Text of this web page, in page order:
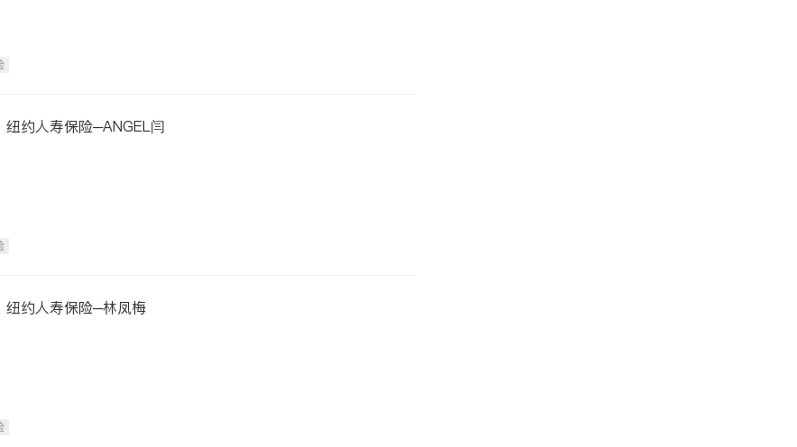
纽约人寿保险─ANGEL闫
纽约人寿保险─林凤梅